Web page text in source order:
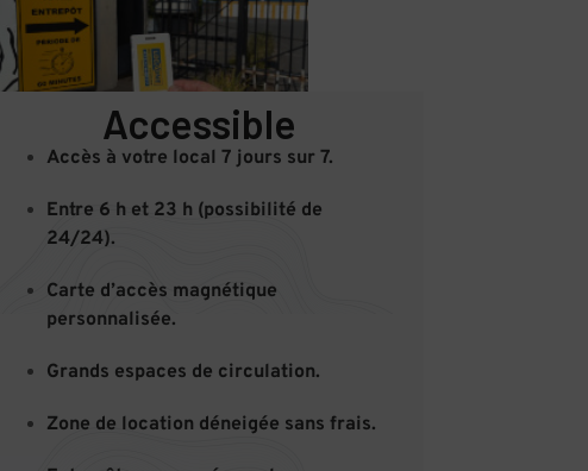
Accessible
Accès à votre local 7 jours sur 7.
Entre 6 h et 23 h (possibilité de
24/24).
Carte d’accès magnétique
personnalisée.
Grands espaces de circulation.
Zone de location déneigée sans frais.